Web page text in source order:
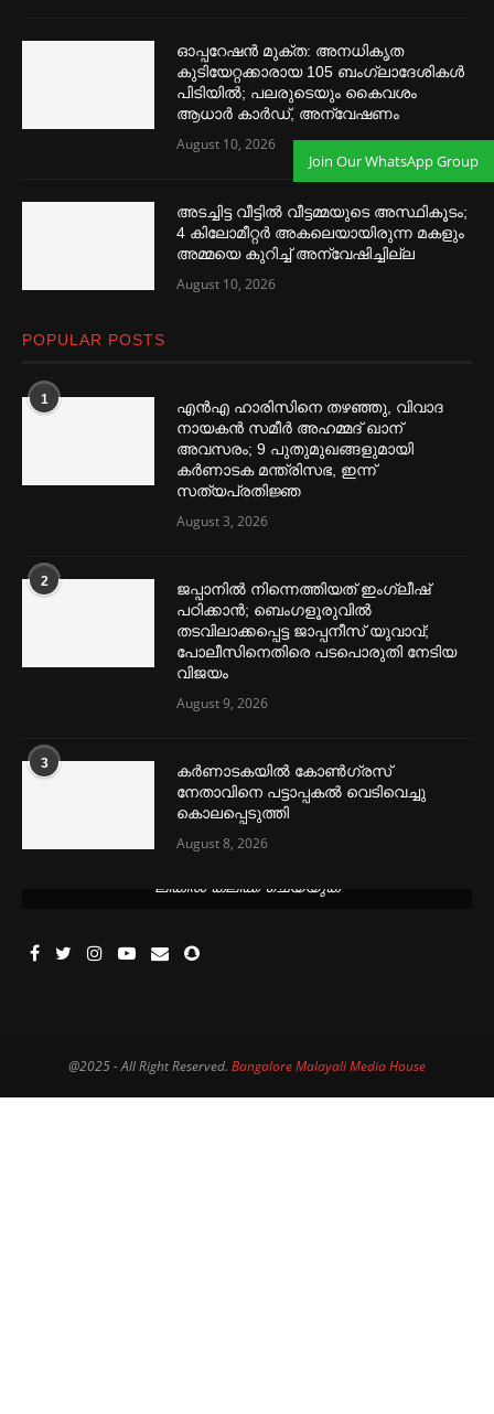
ഓപ്പറേഷൻ മുക്ത: അനധികൃത
കുടിയേറ്റക്കാരായ 105 ബംഗ്ലാദേശികള്‍
പിടിയില്‍; പലരുടെയും കൈവശം
ആധാര്‍ കാര്‍ഡ്, അന്വേഷണം
August 10, 2026
അടച്ചിട്ട വീട്ടില്‍ വീട്ടമ്മയുടെ അസ്ഥികൂടം;
4 കിലോമീറ്റര്‍ അകലെയായിരുന്ന മകളും
അമ്മയെ കുറിച്ച്‌ അന്വേഷിച്ചില്ല
August 10, 2026
POPULAR POSTS
1
എൻഎ ഹാരിസിനെ തഴ‌‍ഞ്ഞു, വിവാദ
നായകൻ സമീര്‍ അഹമ്മദ് ഖാന്
അവസരം; 9 പുതുമുഖങ്ങളുമായി
കര്‍ണാടക മന്ത്രിസഭ, ഇന്ന്
സത്യപ്രതിജ്ഞ
August 3, 2026
2
ജപ്പാനില്‍ നിന്നെത്തിയത് ഇംഗ്ലീഷ്
പഠിക്കാൻ; ബെംഗളൂരുവില്‍
തടവിലാക്കപ്പെട്ട ജാപ്പനീസ് യുവാവ്;
പോലീസിനെതിരെ പടപൊരുതി നേടിയ
വിജയം
August 9, 2026
3
കര്‍ണാടകയില്‍ കോണ്‍ഗ്രസ്
നേതാവിനെ പട്ടാപ്പകല്‍ വെടിവെച്ചു
കൊലപ്പെടുത്തി
August 8, 2026
ലിങ്കിൽ ക്ലിക്ക് ചെയ്യുക
@2025 - All Right Reserved. Bangalore Malayali Media House
Join Our WhatsApp Group